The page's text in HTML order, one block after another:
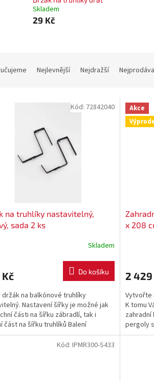
Skladem
29 Kč
Nejlevnější Nejdražší
na truhlíky nastavitelný,
sada 2 ks
Skladem
Do košíku
držák na balkónové truhlíky
Nastavení šířky je možné jak
části na šířku zábradlí, tak i
část na šířku truhlíků Balení
- 2 ks...
Kód: 72842040
Akce
x 208
2 429
Vytvořte
K tomu
pergoly
rostlin.
Kód: IPMR300-S433